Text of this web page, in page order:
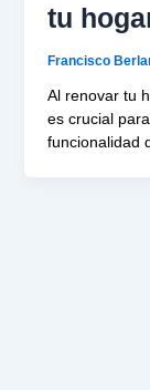
tu
Francisco
Al renovar tu
es crucial
funcionalidad